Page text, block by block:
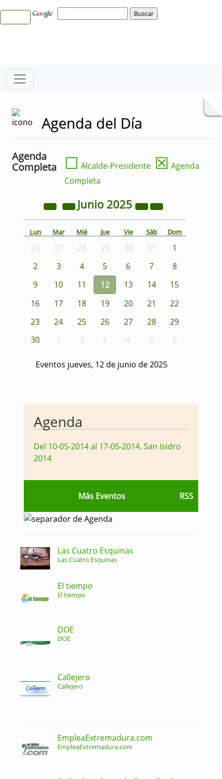
Agenda del Día
Agenda
Completa
☐ Alcalde-Presidente ☒ Agenda
Completa
Junio 2025
Lun Mar Mié Jue Vie Sáb Dom
26 27 28 29 30 31
1
2
3 4 5 6 7
8
9
10 11 12 13 14
15
16
17 18 19 20 21
22
23
24 25 26 27 28
29
30
1 2 3 4 5 6
Eventos jueves, 12 de junio de 2025
Agenda
Del 10-05-2014 al 17-05-2014. San Isidro
2014
Más Eventos RSS
Las Cuatro Esquinas
Las Cuatro Esquinas
El tiempo
El tiempo
DOE
DOE
Callejero
Callejero
EmpleaExtremadura.com
EmpleaExtremadura.com